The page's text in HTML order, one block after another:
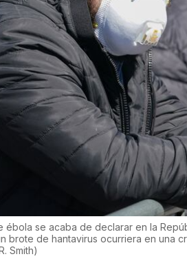
ébola se acaba de declarar en la
brote de hantavirus ocurriera en una
Smith)